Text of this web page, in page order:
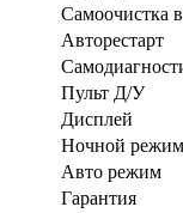
Самоочистка
Авторестарт
Пульт Д/У
Дисплей
Ночной режим
Авто режим
Гарантия